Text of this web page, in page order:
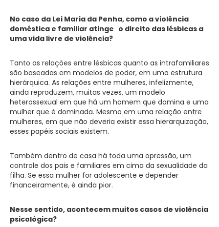
No caso da Lei Maria da Penha, como a violência
doméstica e familiar atinge o direito das lésbicas a
uma vida livre de violência?
Tanto as relações entre lésbicas quanto as intrafamiliares
são baseadas em modelos de poder, em uma estrutura
hierárquica. As relações entre mulheres, infelizmente,
ainda reproduzem, muitas vezes, um modelo
heterossexual em que há um homem que domina e uma
mulher que é dominada. Mesmo em uma relação entre
mulheres, em que não deveria existir essa hierarquização,
esses papéis sociais existem.
Também dentro de casa há toda uma opressão, um
controle dos pais e familiares em cima da sexualidade da
filha. Se essa mulher for adolescente e depender
financeiramente, é ainda pior.
Nesse sentido, acontecem muitos casos de violência
psicológica?